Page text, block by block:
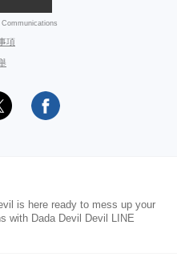
項
is here ready to mess up your
with Dada Devil Devil LINE